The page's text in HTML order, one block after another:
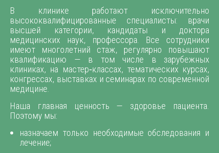
В клинике работают исключительно
высококвалифицированные специалисты: врачи
высшей категории, кандидаты и доктора
медицинских наук, профессора. Все сотрудники
имеют многолетний стаж, регулярно повышают
квалификацию — в том числе в зарубежных
клиниках, на мастер‑классах, тематических курсах,
конгрессах, выставках и семинарах по современной
медицине.
Наша главная ценность — здоровье пациента.
Поэтому мы:
назначаем только необходимые обследования и
лечение;